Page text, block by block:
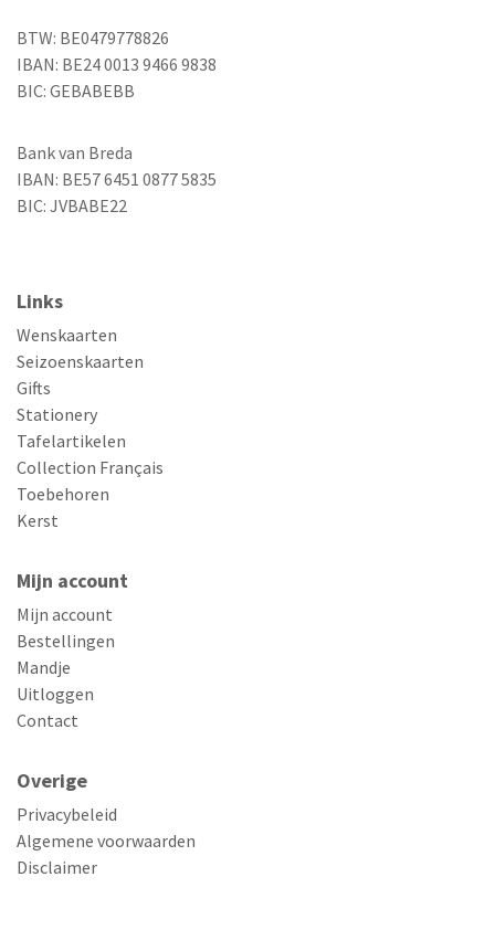
BTW: BE0479778826
IBAN: BE24 0013 9466 9838
BIC: GEBABEBB
Bank van Breda
IBAN: BE57 6451 0877 5835
BIC: JVBABE22
Links
Wenskaarten
Seizoenskaarten
Gifts
Stationery
Tafelartikelen
Collection Français
Toebehoren
Kerst
Mijn account
Mijn account
Bestellingen
Mandje
Uitloggen
Contact
Overige
Privacybeleid
Algemene voorwaarden
Disclaimer